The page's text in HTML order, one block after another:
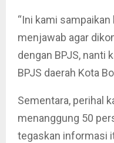
“Ini kami
menjawab agar
dengan BPJS, nanti
BPJS daerah Kota
Sementara, perihal
menanggung 50
tegaskan informasi